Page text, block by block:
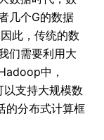
几个G的数据
此，传统的数
们需要利用大
中，
支持大规模数
的分布式计算框